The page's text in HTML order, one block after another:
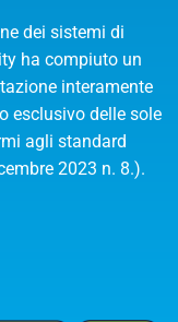
dei sistemi di
ha compiuto un
interamente
esclusivo delle sole
agli standard
2023 n. 8.).